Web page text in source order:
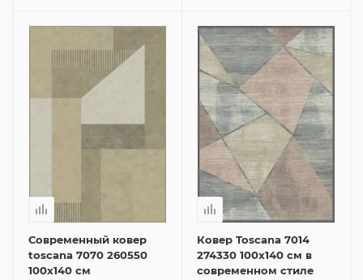
Современный ковер
toscana 7070 260550
100x140 см
Ковер Toscana 7014
274330 100x140 см в
современном стиле